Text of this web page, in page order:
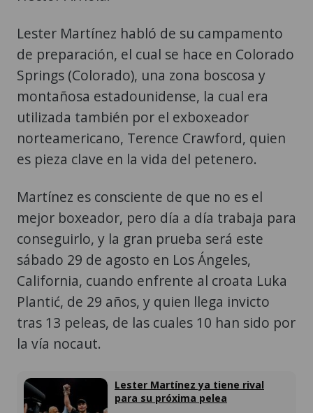
Lester Martínez habló de su campamento
de preparación, el cual se hace en Colorado
Springs (Colorado), una zona boscosa y
montañosa estadounidense, la cual era
utilizada también por el exboxeador
norteamericano, Terence Crawford, quien
es pieza clave en la vida del petenero.
Martínez es consciente de que no es el
mejor boxeador, pero día a día trabaja para
conseguirlo, y la gran prueba será este
sábado 29 de agosto en Los Ángeles,
California, cuando enfrente al croata Luka
Plantić, de 29 años, y quien llega invicto
tras 13 peleas, de las cuales 10 han sido por
la vía nocaut.
Lester Martínez ya tiene rival
para su próxima pelea